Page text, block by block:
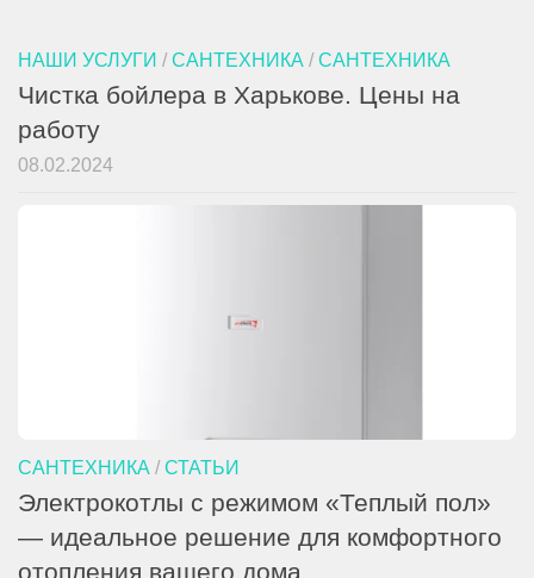
НАШИ УСЛУГИ / САНТЕХНИКА / САНТЕХНИКА
Чистка бойлера в Харькове. Цены на
работу
08.02.2024
САНТЕХНИКА / СТАТЬИ
Электрокотлы с режимом «Теплый пол»
— идеальное решение для комфортного
отопления вашего дома